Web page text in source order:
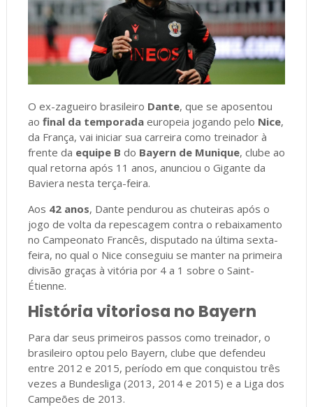
O ex-zagueiro brasileiro Dante, que se aposentou
ao final da temporadaeuropeia jogando pelo Nice,
da França, vai iniciar sua carreira como treinador à
frente da equipe B do Bayern de Munique, clube ao
qual retorna após 11 anos, anunciou o Gigante da
Baviera nesta terça-feira.
Aos 42 anos, Dante pendurou as chuteiras após o
jogo de volta da repescagem contra o rebaixamento
no Campeonato Francês, disputado na última sexta-
feira, no qual o Nice conseguiu se manter na primeira
divisão graças à vitória por 4 a 1 sobre o Saint-
Étienne.
História vitoriosa no Bayern
Para dar seus primeiros passos como treinador, o
brasileiro optou pelo Bayern, clube que defendeu
entre 2012 e 2015, período em que conquistou três
vezes a Bundesliga (2013, 2014 e 2015) e a Liga dos
Campeões de 2013.